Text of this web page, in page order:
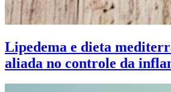
Lipedema e dieta
aliada no controle da